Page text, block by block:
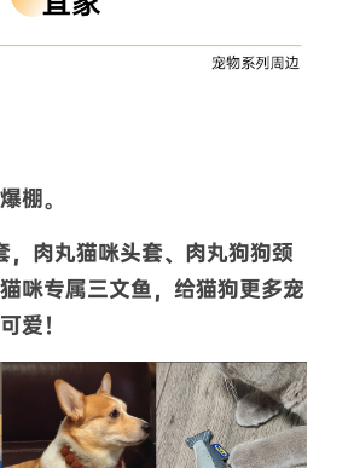
棚。
肉丸猫咪头套、肉丸狗狗颈
咪专属三文鱼，给猫狗更多宠
爱！